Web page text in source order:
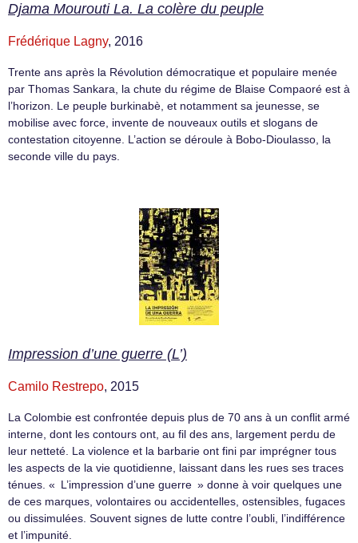
Djama Mourouti La. La colère du peuple
Frédérique Lagny, 2016
Trente ans après la Révolution démocratique et populaire menée
par Thomas Sankara, la chute du régime de Blaise Compaoré est à
l’horizon. Le peuple burkinabè, et notamment sa jeunesse, se
mobilise avec force, invente de nouveaux outils et slogans de
contestation citoyenne. L’action se déroule à Bobo-Dioulasso, la
seconde ville du pays.
Impression d’une guerre (L’)
Camilo Restrepo, 2015
La Colombie est confrontée depuis plus de 70 ans à un conflit armé
interne, dont les contours ont, au fil des ans, largement perdu de
leur netteté. La violence et la barbarie ont fini par imprégner tous
les aspects de la vie quotidienne, laissant dans les rues ses traces
ténues. « L’impression d’une guerre » donne à voir quelques une
de ces marques, volontaires ou accidentelles, ostensibles, fugaces
ou dissimulées. Souvent signes de lutte contre l’oubli, l’indifférence
et l’impunité.